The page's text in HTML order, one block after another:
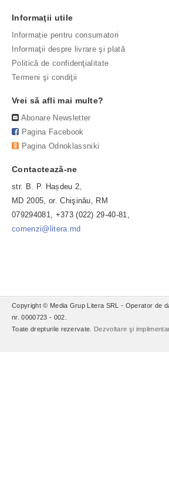
Informaţii utile
Informație pentru consumatori
Informaţii despre livrare şi plată
Politică de confidenţialitate
Termeni şi condiţii
Vrei să afli mai multe?
Abonare Newsletter
Pagina Facebook
Pagina Odnoklassniki
Contactează-ne
str. B. P. Hașdeu 2,
MD 2005, or. Chişinău, RM
079294081, +373 (022) 29-40-81,
comenzi@litera.md
Copyright © Media Grup Litera SRL - Operator de
nr. 0000723 - 002.
Toate drepturile rezervate. Dezvoltare şi